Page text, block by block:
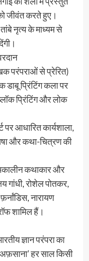
जीवंत करते हुए।
नृत्य के माध्यम से
परंपराओं से प्रेरित)
डाबू प्रिंटिंग कला पर
प्रिंटिंग और लोक
आधारित कार्यशाला,
और कथा-चित्रण की
कथाकार और
गांधी, रोशेल पोतकर,
नारायण
शामिल हैं।
ज्ञान परंपरा का
हर साल किसी